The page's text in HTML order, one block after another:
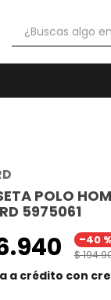
¿Buscas algo
POLO
5975061
.940 -40
$194.
a crédito con